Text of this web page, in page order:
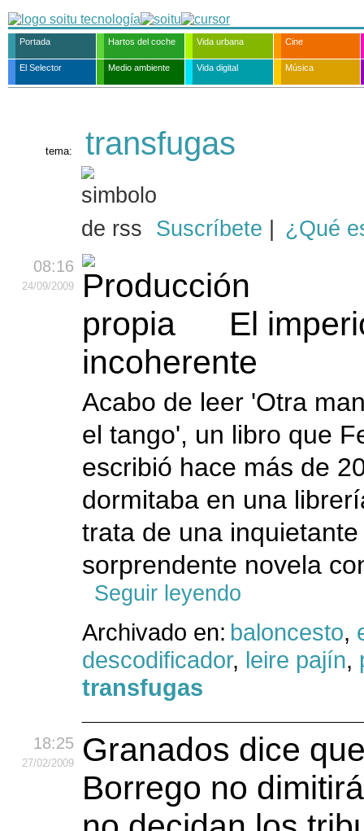
Portada Hartos del coche Vida urbana Cine
El Selector Medio ambiente Vida digital Música
tema: transfugas
Suscríbete ¿Qué
08:16
24/09/2009
El
incoherente
Acabo de leer 'Otra
el tango', un libro que
escribió hace más de
dormitaba en una
trata de una inquietante
sorprendente novela
Seguir leyendo
Archivado en: baloncesto,
descodificador, leire pajín,
transfugas
18:25
27/02/2009
Granados dice
Borrego no